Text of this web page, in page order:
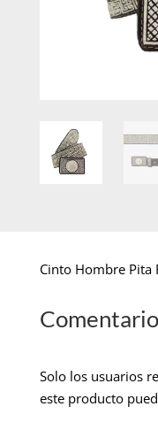
Cinto Hombre Pita
Solo los usuarios
este producto